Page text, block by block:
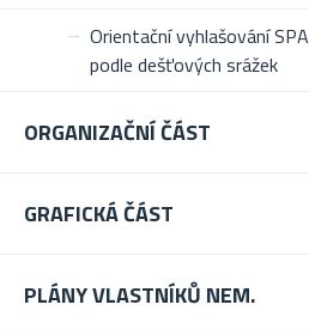
Orientační vyhlašování SPA
podle dešťových srážek
ORGANIZAČNÍ ČÁST
GRAFICKÁ ČÁST
PLÁNY VLASTNÍKŮ NEM.